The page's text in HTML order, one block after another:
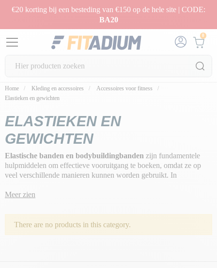
€20 korting bij een besteding van €150 op de hele site | CODE:
BA20
0
Home Kleding en accessoires
Accessoires voor fitness
Elastieken en gewichten
ELASTIEKEN EN
GEWICHTEN
Elastische banden en bodybuildingbanden zijn fundamentele
hulpmiddelen om effectieve vooruitgang te boeken, omdat ze op
veel verschillende manieren kunnen worden gebruikt. In
gewichten, bieden bewegingen met elastieken en banden
Meer zien
There are no products in this category.